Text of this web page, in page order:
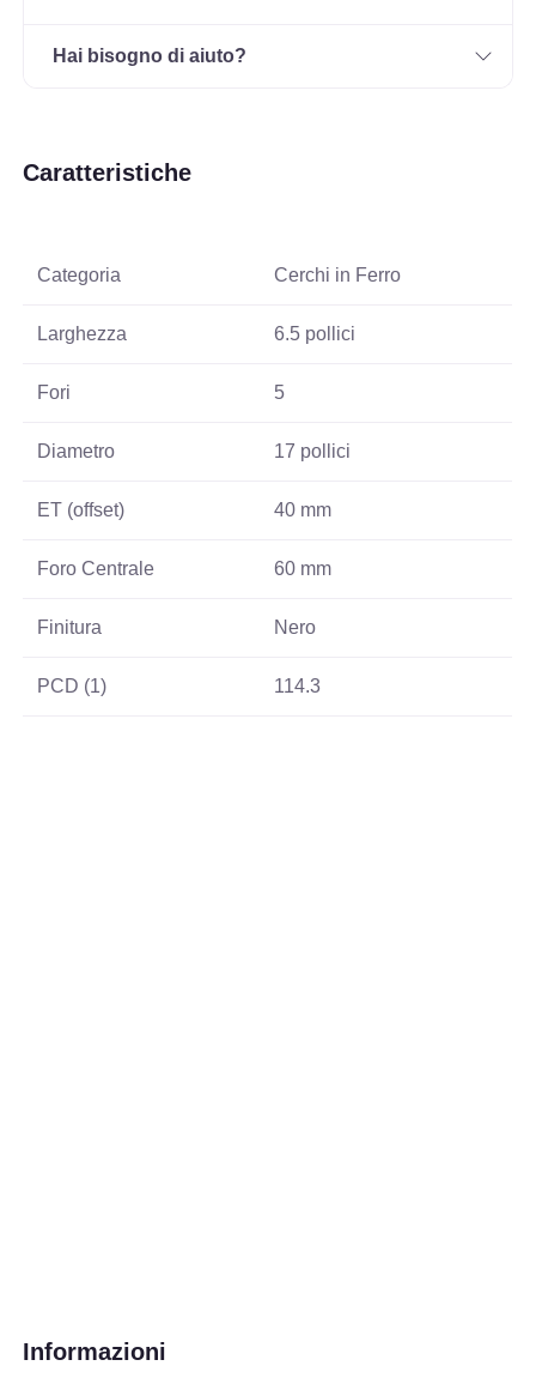
Hai bisogno di aiuto?
Caratteristiche
Categoria Cerchi in Ferro
Larghezza 6.5 pollici
Fori 5
Diametro 17 pollici
ET (offset) 40 mm
Foro Centrale 60 mm
Finitura Nero
PCD (1) 114.3
Informazioni